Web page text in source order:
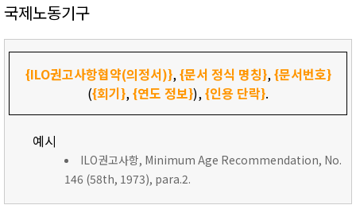
국제노동기구
{ILO권고사항협약(의정서)},{문서 정식 명칭},{문서번호}
({회기},{연도 정보}),{인용 단락}.
예시
ILO권고사항, Minimum Age Recommendation, No.
146 (58th, 1973), para.2.